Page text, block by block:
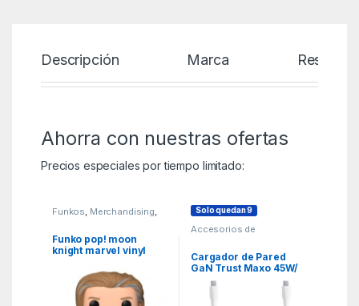
Descripción Marca Reseñas
Ahorra con nuestras ofertas
Precios especiales por tiempo limitado:
Funkos, Merchandising,
Funko pop! moon
knight marvel vinyl
Solo quedan 9
Accesorios de
KSA
Cargador de Pared
GaN Trust Maxo 45W/
1xUSB Tipo-C/ Incluye